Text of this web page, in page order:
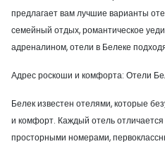
предлагает вам лучшие варианты
семейный отдых, романтическое
адреналином, отели в Белеке
Адрес роскоши и комфорта: Отели
Белек известен отелями, которые
и комфорт. Каждый отель отличается
просторными номерами,